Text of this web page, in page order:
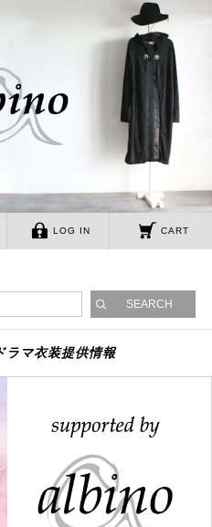
LOG IN CART
ラマ衣装提供情報